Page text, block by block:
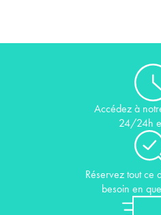
Accédez à
24/24h
Réservez tout ce
besoin en